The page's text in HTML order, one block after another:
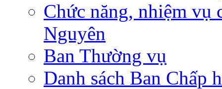
Chức năng, nhiệm vụ
Nguyên
Ban Thường vụ
Danh sách Ban Chấp